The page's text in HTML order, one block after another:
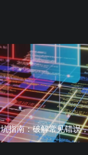
指南：破解常见错误